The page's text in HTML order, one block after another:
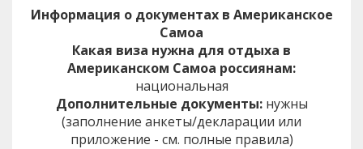
Информация о документах в Американское
Самоа
Какая виза нужна для отдыха в
Американском Самоа россиянам:
национальная
Дополнительные документы:нужны
(заполнение анкеты/декларации или
приложение - см. полные правила)